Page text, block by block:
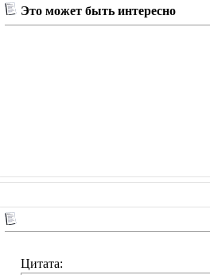
Это может быть интересно
Цитата: